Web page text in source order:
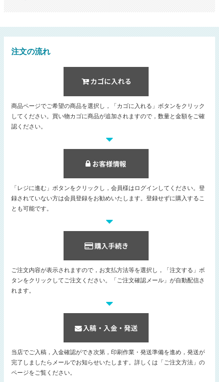
注文の流れ
商品ページでご希望の商品を選択し，「カゴに入れる」ボタンをクリック
してください。買い物カゴに商品が追加されますので，数量と金額をご確
認ください。
「レジに進む」ボタンをクリックし，会員様はログインしてください。登
録されていない方は会員登録をお勧めいたします。登録せずに購入するこ
とも可能です。
ご注文内容が表示されますので，お支払方法等を選択し，「注文する」ボ
タンをクリックしてご注文ください。「ご注文確認メール」が自動配信さ
れます。
当店でご入稿，入金確認ができ次第，印刷作業・発送準備を進め，発送が
完了しましたらメールでお知らせいたします。詳しくは「ご注文方法」の
ページをご覧ください。